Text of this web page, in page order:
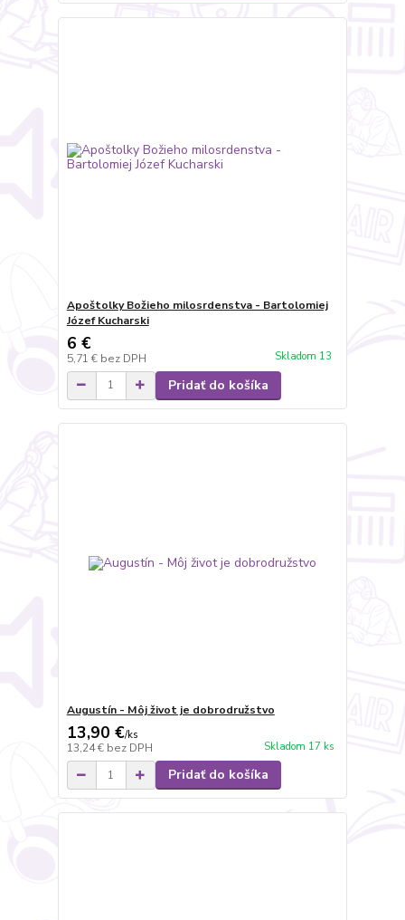
Apoštolky Božieho milosrdenstva - Bartolomiej
Józef Kucharski
6 €
5,71 € bez DPH Skladom 13
Pridať do košíka
Augustín - Môj život je dobrodružstvo
13,90 €/ks
13,24 € bez DPH Skladom 17 ks
Pridať do košíka